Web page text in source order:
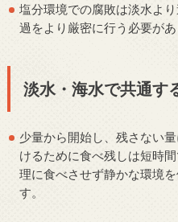
塩分環境での腐敗は淡水よ
過をより厳密に行う必要があ
淡水・海水で共通す
少量から開始し、残さない
けるために食べ残しは短時
理に食べさせず静かな環境
す。